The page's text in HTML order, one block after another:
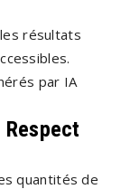
résultats
par IA
quantités de